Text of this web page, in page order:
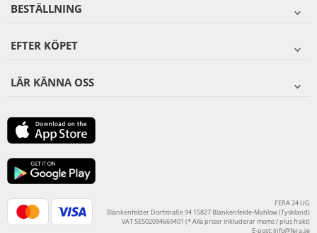
BESTÄLLNING
EFTER KÖPET
LÄR KÄNNA OSS
FERA 24 UG
Blankenfelder Dorfstraße 94 15827 Blankenfelde-Mahlow (Tyskland)
VAT SE502094669401 (* Alla priser inkluderar moms / plus frakt)
E-post:info@fera.se